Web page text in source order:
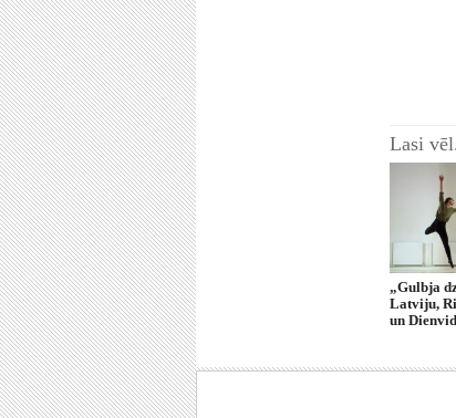
Lasi
„Gulbja
Latviju,
un